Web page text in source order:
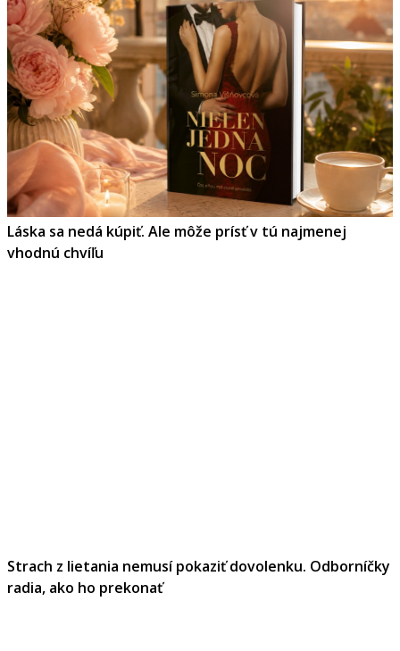
Láska sa nedá kúpiť. Ale môže prísť v tú najmenej
vhodnú chvíľu
Strach z lietania nemusí pokaziť dovolenku. Odborníčky
radia, ako ho prekonať